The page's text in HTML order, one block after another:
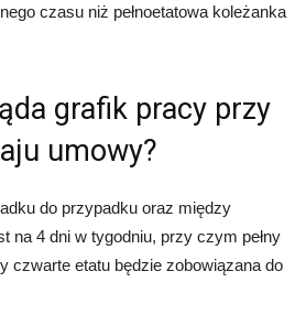
czasu niż pełnoetatowa koleżanka
grafik pracy przy
umowy?
do przypadku oraz między
na 4 dni w tygodniu, przy czym pełny
czwarte etatu będzie zobowiązana do